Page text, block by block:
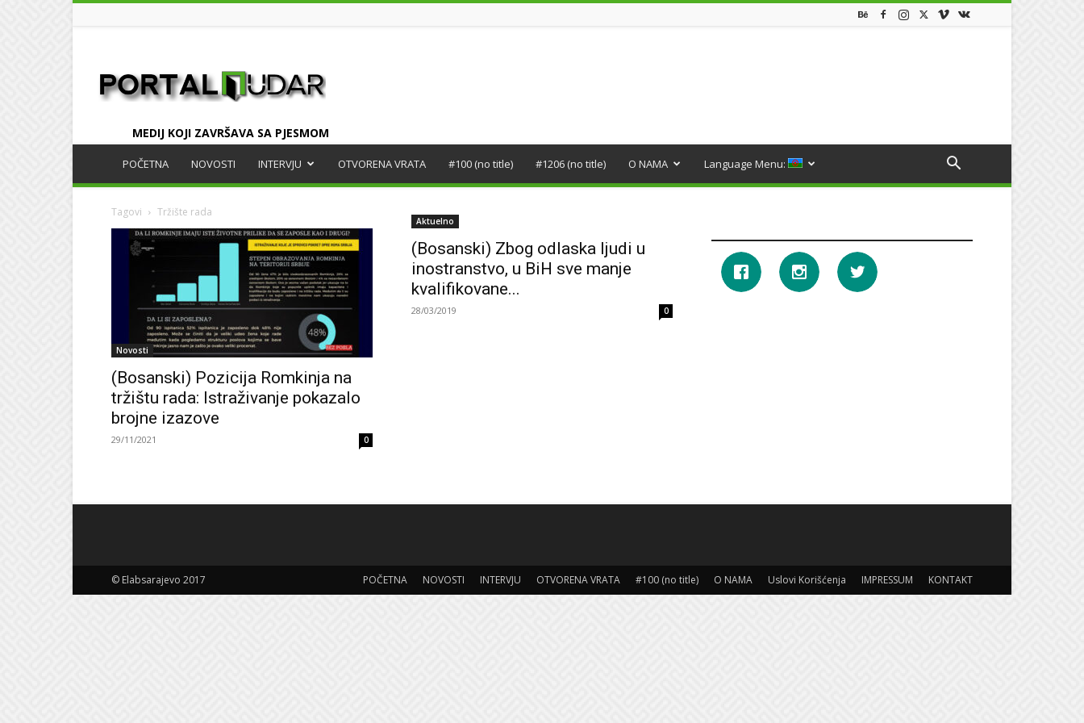
MEDIJ KOJI ZAVRŠAVA SA PJESMOM
POČETNA NOVOSTI INTERVJU OTVORENA VRATA #100 (no title) #1206 (no title) O NAMA Language Menu:
Tagovi Tržište rada
Novosti
(Bosanski) Pozicija Romkinja na
tržištu rada: Istraživanje pokazalo
brojne izazove
29/11/2021 0
Aktuelno
(Bosanski) Zbog odlaska ljudi u
inostranstvo, u BiH sve manje
kvalifikovane...
28/03/2019 0
POČETNA NOVOSTI INTERVJU OTVORENA VRATA #100 (no title) O NAMA Uslovi Korišćenja IMPRESSUM KONTAKT
© Elabsarajevo 2017